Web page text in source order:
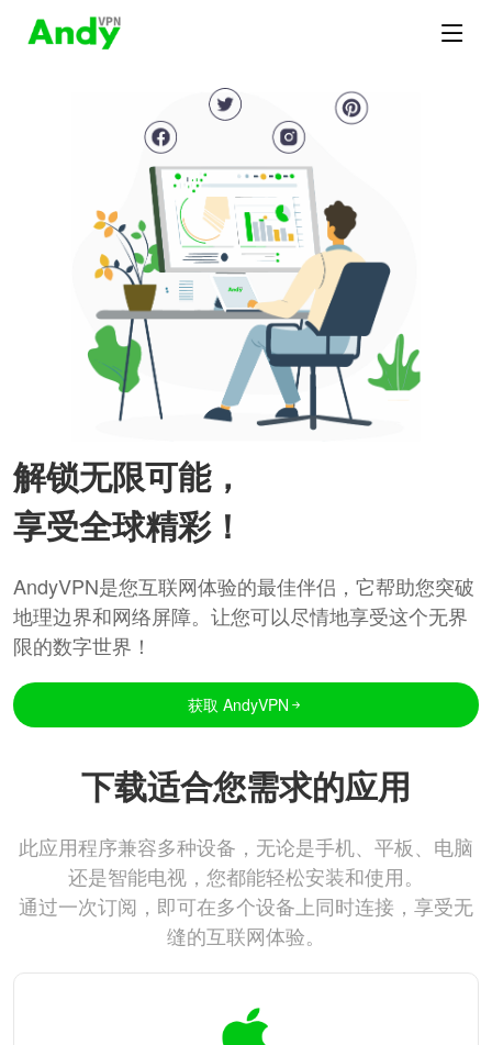
解锁无限可能，
享受全球精彩！
AndyVPN是您互联网体验的最佳伴侣，它帮助您突破
地理边界和网络屏障。让您可以尽情地享受这个无界
限的数字世界！
获取 AndyVPN
下载适合您需求的应用
此应用程序兼容多种设备，无论是手机、平板、电脑
还是智能电视，您都能轻松安装和使用。
通过一次订阅，即可在多个设备上同时连接，享受无
缝的互联网体验。